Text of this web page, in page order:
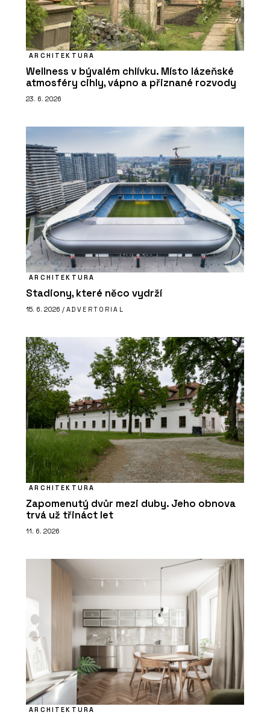
ARCHITEKTURA
Wellness v bývalém chlívku. Místo lázeňské
atmosféry cihly, vápno a přiznané rozvody
23. 6. 2026
ARCHITEKTURA
Stadiony, které něco vydrží
15. 6. 2026 / ADVERTORIAL
ARCHITEKTURA
Zapomenutý dvůr mezi duby. Jeho obnova
trvá už třináct let
11. 6. 2026
ARCHITEKTURA